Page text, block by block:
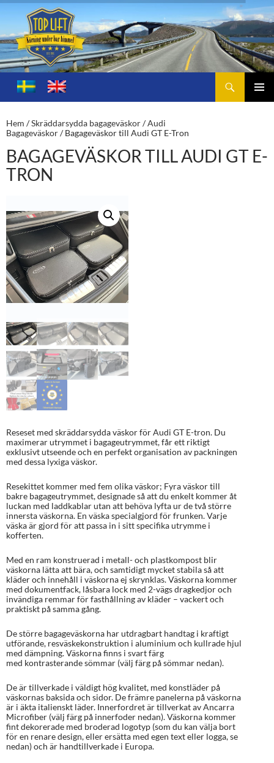
Toplift.se – för körning under bar himmel
HOPPA
TILL
Hem /Skräddarsydda bagageväskor/Audi
Bagageväskor/ Bagageväskor till Audi GT E-Tron
BAGAGEVÄSKOR TILL AUDI GT E-
TRON
Reseset med skräddarsydda väskor för Audi GT E-tron. Du
maximerar utrymmet i bagageutrymmet, får ett riktigt
exklusivt utseende och en perfekt organisation av packningen
med dessa lyxiga väskor.
Resekittet kommer med fem olika väskor; Fyra väskor till
bakre bagageutrymmet, designade så att du enkelt kommer åt
luckan med laddkablar utan att behöva lyfta ur de två större
innersta väskorna. En väska specialgjord för frunken. Varje
väska är gjord för att passa in i sitt specifika utrymme i
kofferten.
Med en ram konstruerad i metall- och plastkompost blir
väskorna lätta att bära, och samtidigt mycket stabila så att
kläder och innehåll i väskorna ej skrynklas. Väskorna kommer
med dokumentfack, låsbara lock med 2-vägs dragkedjor och
invändiga remmar för fasthållning av kläder – vackert och
praktiskt på samma gång.
De större bagageväskorna har utdragbart handtag i kraftigt
utförande, resväskekonstruktion i aluminium och kullrade hjul
med dämpning. Väskorna finns i svart färg
med kontrasterande sömmar (välj färg på sömmar nedan).
De är tillverkade i väldigt hög kvalitet, med konstläder på
väskornas baksida och sidor. De främre panelerna på väskorna
är i äkta italienskt läder. Innerfordret är tillverkat av Ancarra
Microfiber (välj färg på innerfoder nedan). Väskorna kommer
fint dekorerade med broderad logotyp (som du kan välja bort
för en renare design, eller ersätta med egen text eller logga, se
nedan) och är handtillverkade i Europa.